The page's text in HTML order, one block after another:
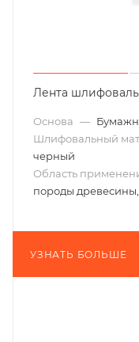
Лента
Основа —
Шлифовальный
черный
Область
породы
УЗНАТЬ БОЛЬШЕ